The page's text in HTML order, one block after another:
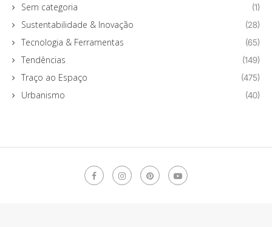
Sem categoria (1)
Sustentabilidade & Inovação (28)
Tecnologia & Ferramentas (65)
Tendências (149)
Traço ao Espaço (475)
Urbanismo (40)